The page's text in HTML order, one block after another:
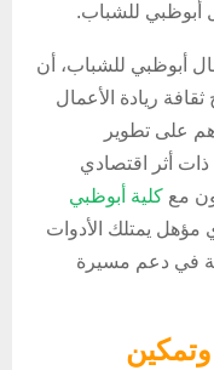
أبوظبي للشباب.
أبوظبي للشباب، أن
ريادة الأعمال
على تطوير
أثر اقتصادي
مع كلية أبوظبي
مؤهل يمتلك الأدوات
في دعم مسيرة